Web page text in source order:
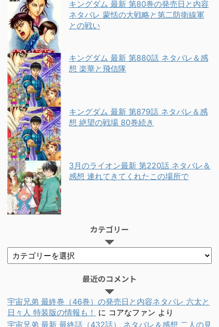
キングダム 最新 第80巻の発売日と内容
ネタバレ 蒙恬の大戦略と第二防衛線軍
との戦い
キングダム 最新 第880話 ネタバレ＆感
想 楽華と飛信隊
キングダム 最新 第879話 ネタバレ＆感
想 絶望の戦場 80巻続き
3月のライオン最新 第220話 ネタバレ＆
感想 連れてきてくれたこの場所で
カテゴリー
最近のコメント
宇宙兄弟 最終巻（46巻）の発売日と内容ネタバレ 六太と
日々人 特装版の情報も！
に コアなファン より
宇宙兄弟 最新 最終話（432話） ネタバレ＆感想 二人の見